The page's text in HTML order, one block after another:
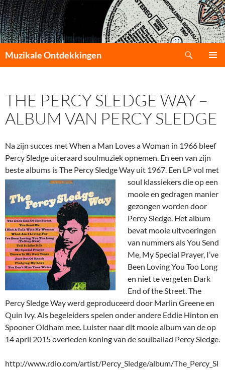
Muzikale Ontdekkingen
INHOUD
THE PERCY SLEDGE WAY –
ALBUM VAN PERCY SLEDGE
Na zijn succes met When a Man Loves a Woman in 1966 bleef
Percy Sledge uiteraard soulmuziek opnemen. En een van zijn
beste albums is The Percy Sledge Way uit 1967. Een LP vol met
soul klassiekers die op een
mooie en gedragen manier
gezongen worden door
Percy Sledge. Het album
bevat mooie uitvoeringen
van nummers als You Send
Me, My Special Prayer, I’ve
Been Loving You Too Long
en niet te vergeten Dark
End of the Street. The
Percy Sledge Way werd geproduceerd door Marlin Greene en
Quin Ivy. Als begeleiders spelen onder andere Eddie Hinton en
Spooner Oldham mee. Luister naar dit mooie album van de op
14 april 2015 overleden koning van de soulballad Percy Sledge.
http://www.rdio.com/artist/Percy_Sledge/album/The_Percy_Sl